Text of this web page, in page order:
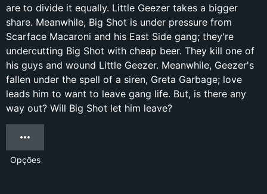
are to divide it equally. Little Geezer takes a bigger
share. Meanwhile, Big Shot is under pressure from
Scarface Macaroni and his East Side gang; they're
undercutting Big Shot with cheap beer. They kill one of
his guys and wound Little Geezer. Meanwhile, Geezer's
fallen under the spell of a siren, Greta Garbage; love
leads him to want to leave gang life. But, is there any
way out? Will Big Shot let him leave?
Opções